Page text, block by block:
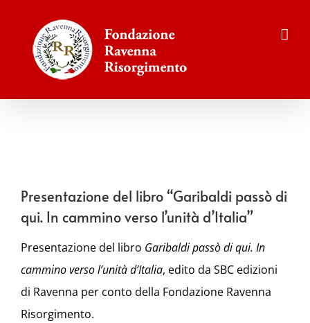
contenuto
Presentazione del libro “Garibaldi passò di
qui. In cammino verso l’unità d’Italia”
Presentazione del libro Garibaldi passò di qui. In
cammino verso l’unità d’Italia, edito da SBC edizioni
di Ravenna per conto della Fondazione Ravenna
Risorgimento.